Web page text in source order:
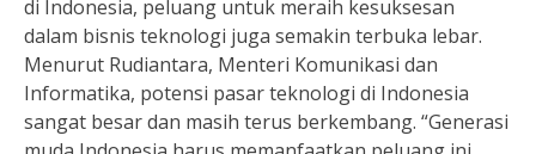
di Indonesia, peluang untuk meraih kesuksesan
dalam bisnis teknologi juga semakin terbuka lebar.
Menurut Rudiantara, Menteri Komunikasi dan
Informatika, potensi pasar teknologi di Indonesia
sangat besar dan masih terus berkembang. “Generasi